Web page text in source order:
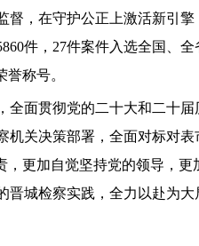
，在守护公正上激活新引
件，27件案件入选全国、
称号。
面贯彻党的二十大和二十
关决策部署，全面对标对表
更加自觉坚持党的领导，
城检察实践，全力以赴为大